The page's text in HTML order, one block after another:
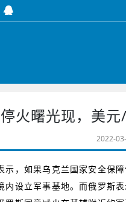
火曙光现，美
2022-
示，如果乌克兰国家安全保
内设立军事基地。而俄罗斯